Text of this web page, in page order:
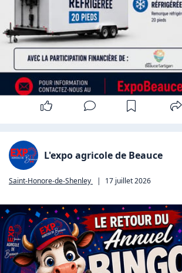
L'expo agricole de Beauce
Saint-Honore-de-Shenley | 17 juillet 2026